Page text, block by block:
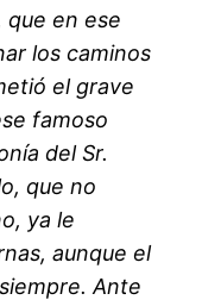
que en ese
los caminos
el grave
famoso
del Sr.
que no
ya le
aunque el
Ante